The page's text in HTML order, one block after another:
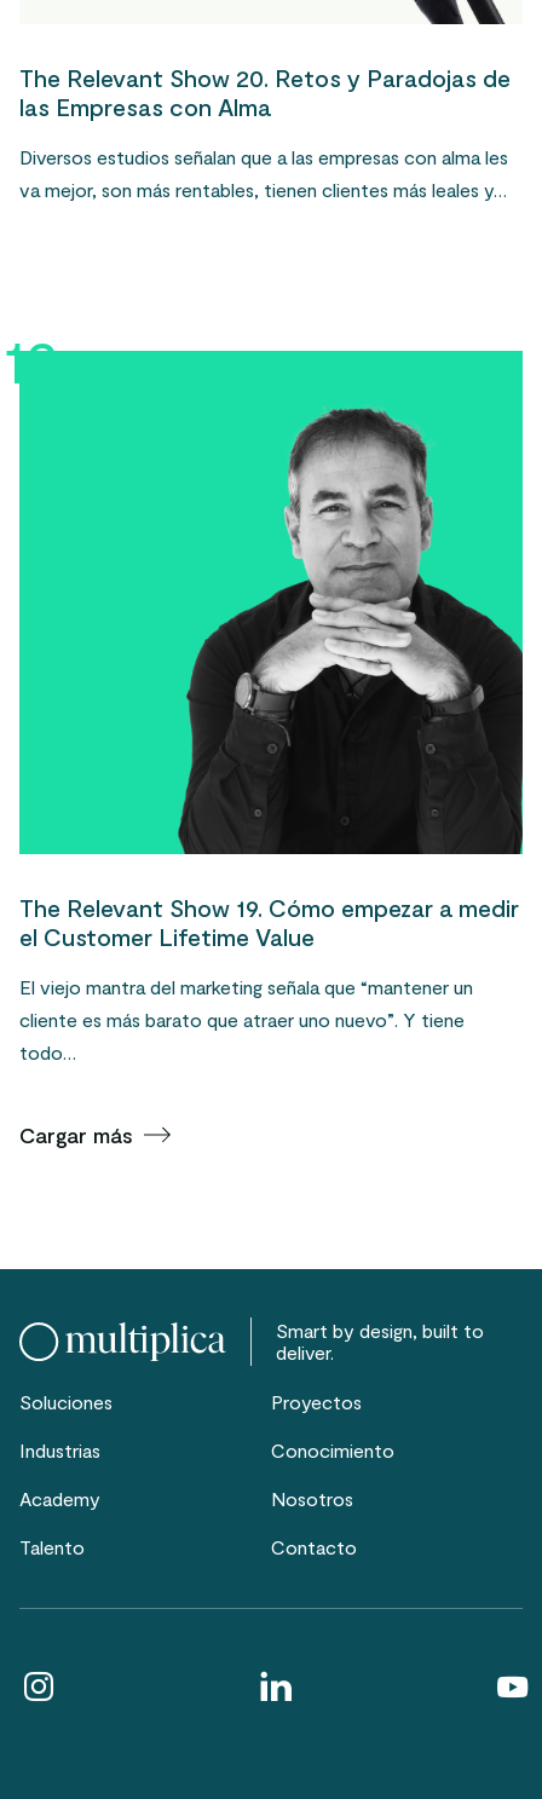
The Relevant Show 20. Retos y Paradojas de
las Empresas con Alma
Diversos estudios señalan que a las empresas con alma les
va mejor, son más rentables, tienen clientes más leales y…
12.
The Relevant Show 19. Cómo empezar a medir
el Customer Lifetime Value
El viejo mantra del marketing señala que “mantener un
cliente es más barato que atraer uno nuevo”. Y tiene
todo…
Cargar más
Smart by design, built to
deliver.
Soluciones Proyectos
Industrias Conocimiento
Academy Nosotros
Talento Contacto